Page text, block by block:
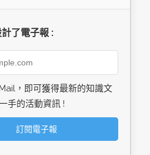
了電子報 :
，即可獲得最新的知識文
手的活動資訊 !